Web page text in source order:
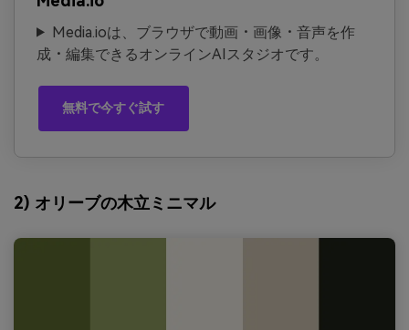
Media.ioは、ブラウザで動画・画像・音声を作
成・編集できるオンラインAIスタジオです。
無料で今すぐ試す
2) オリーブの木立ミニマル